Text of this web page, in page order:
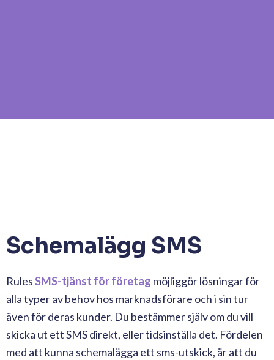
Schemalägg SMS
RulesSMS-tjänst för företag möjliggör lösningar för
alla typer av behov hos marknadsförare och i sin tur
även för deras kunder. Du bestämmer själv om du vill
skicka ut ett SMS direkt, eller tidsinställa det. Fördelen
med att kunna schemalägga ett sms-utskick, är att du